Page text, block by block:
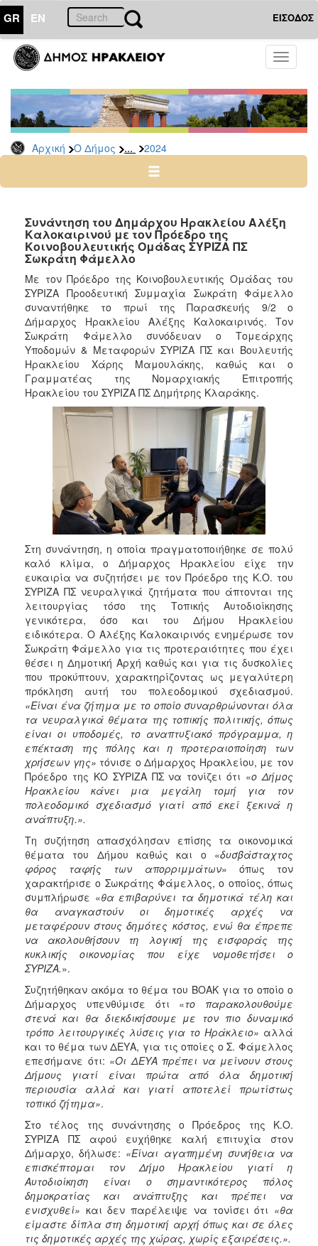
GR EN ΕΙΣΟΔΟΣ
Toggle
Αρχική Ο Δήμος ... 2024
ΔΗΜΟΣ
Δελτία
Τύπου
Αρχείο
2026
2024
2022
2021
2020
2019
2018
2017
2016
2015
2013
2012
2011
2010
2006
ΤΟΠΟΣ
ΠΟΛΙΤΙΣΜΟΣ
ΑΝΘΕΚΤΙΚΗ
ΠΟΛΗ
Συνάντηση του Δημάρχου Ηρακλείου Αλέξη
Καλοκαιρινού με τον Πρόεδρο της
Κοινοβουλευτικής Ομάδας ΣΥΡΙΖΑ ΠΣ
Σωκράτη Φάμελλο
Με τον Πρόεδρο της Κοινοβουλευτικής Ομάδας του
ΣΥΡΙΖΑ Προοδευτική Συμμαχία Σωκράτη Φάμελλο
συναντήθηκε το πρωί της Παρασκευής 9/2 ο
Δήμαρχος Ηρακλείου Αλέξης Καλοκαιρινός. Τον
Σωκράτη Φάμελλο συνόδευαν ο Τομεάρχης
Υποδομών & Μεταφορών ΣΥΡΙΖΑ ΠΣ και Βουλευτής
Ηρακλείου Χάρης Μαμουλάκης, καθώς και ο
Γραμματέας της Νομαρχιακής Επιτροπής
Ηρακλείου του ΣΥΡΙΖΑ ΠΣ Δημήτρης Κλαράκης.
Στη συνάντηση, η οποία πραγματοποιήθηκε σε πολύ
καλό κλίμα, ο Δήμαρχος Ηρακλείου είχε την
ευκαιρία να συζητήσει με τον Πρόεδρο της Κ.Ο. του
ΣΥΡΙΖΑ ΠΣ νευραλγικά ζητήματα που άπτονται της
λειτουργίας τόσο της Τοπικής Αυτοδιοίκησης
γενικότερα, όσο και του Δήμου Ηρακλείου
ειδικότερα. Ο Αλέξης Καλοκαιρινός ενημέρωσε τον
Σωκράτη Φάμελλο για τις προτεραιότητες που έχει
θέσει η Δημοτική Αρχή καθώς και για τις δυσκολίες
που προκύπτουν, χαρακτηρίζοντας ως μεγαλύτερη
πρόκληση αυτή του πολεοδομικού σχεδιασμού.
«Είναι ένα ζήτημα με το οποίο συναρθρώνονται όλα
τα νευραλγικά θέματα της τοπικής πολιτικής, όπως
είναι οι υποδομές, το αναπτυξιακό πρόγραμμα, η
επέκταση της πόλης και η προτεραιοποίηση των
χρήσεων γης» τόνισε ο Δήμαρχος Ηρακλείου, με τον
Πρόεδρο της ΚΟ ΣΥΡΙΖΑ ΠΣ να τονίζει ότι «ο Δήμος
Ηρακλείου κάνει μια μεγάλη τομή για τον
πολεοδομικό σχεδιασμό γιατί από εκεί ξεκινά η
ανάπτυξη.».
Τη συζήτηση απασχόλησαν επίσης τα οικονομικά
θέματα του Δήμου καθώς και ο «δυσβάσταχτος
φόρος ταφής των απορριμμάτων» όπως τον
χαρακτήρισε ο Σωκράτης Φάμελλος, ο οποίος, όπως
συμπλήρωσε «θα επιβαρύνει τα δημοτικά τέλη και
θα αναγκαστούν οι δημοτικές αρχές να
μεταφέρουν στους δημότες κόστος, ενώ θα έπρεπε
να ακολουθήσουν τη λογική της εισφοράς της
κυκλικής οικονομίας που είχε νομοθετήσει ο
ΣΥΡΙΖΑ.».
Συζητήθηκαν ακόμα το θέμα του ΒΟΑΚ για το οποίο ο
Δήμαρχος υπενθύμισε ότι «το παρακολουθούμε
στενά και θα διεκδικήσουμε με τον πιο δυναμικό
τρόπο λειτουργικές λύσεις για το Ηράκλειο» αλλά
και το θέμα των ΔΕΥΑ, για τις οποίες ο Σ. Φάμελλος
επεσήμανε ότι: «Οι ΔΕΥΑ πρέπει να μείνουν στους
Δήμους γιατί είναι πρώτα από όλα δημοτική
περιουσία αλλά και γιατί αποτελεί πρωτίστως
τοπικό ζήτημα».
Στο τέλος της συνάντησης ο Πρόεδρος της Κ.Ο.
ΣΥΡΙΖΑ ΠΣ αφού ευχήθηκε καλή επιτυχία στον
Δήμαρχο, δήλωσε: «Είναι αγαπημένη συνήθεια να
επισκέπτομαι τον Δήμο Ηρακλείου γιατί η
Αυτοδιοίκηση είναι ο σημαντικότερος πόλος
δημοκρατίας και ανάπτυξης και πρέπει να
ενισχυθεί» και δεν παρέλειψε να τονίσει ότι «θα
είμαστε δίπλα στη δημοτική αρχή όπως και σε όλες
τις δημοτικές αρχές της χώρας, χωρίς εξαιρέσεις.».